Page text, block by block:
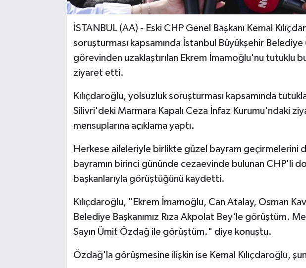
İSTANBUL (AA) - Eski CHP Genel Başkanı Kemal
soruşturması kapsamında İstanbul Büyükşehir Belediye
görevinden uzaklaştırılan Ekrem İmamoğlu'nu tutuklu
ziyaret etti.
Kılıçdaroğlu, yolsuzluk soruşturması kapsamında
Silivri'deki Marmara Kapalı Ceza İnfaz Kurumu'ndaki
mensuplarına açıklama yaptı.
Herkese aileleriyle birlikte güzel bayram geçirmelerini
bayramın birinci gününde cezaevinde bulunan CHP'li
başkanlarıyla görüştüğünü kaydetti.
Kılıçdaroğlu, "Ekrem İmamoğlu, Can Atalay, Osman
Belediye Başkanımız Rıza Akpolat Bey'le görüştüm.
Sayın Ümit Özdağ ile görüştüm." diye konuştu.
Özdağ'la görüşmesine ilişkin ise Kemal Kılıçdaroğlu,